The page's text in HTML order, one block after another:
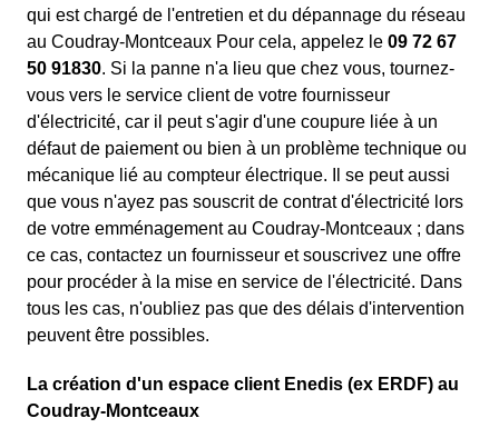
qui est chargé de l'entretien et du dépannage du réseau
au Coudray-Montceaux Pour cela, appelez le 09 72 67
50 91830. Si la panne n'a lieu que chez vous, tournez-
vous vers le service client de votre fournisseur
d'électricité, car il peut s'agir d'une coupure liée à un
défaut de paiement ou bien à un problème technique ou
mécanique lié au compteur électrique. Il se peut aussi
que vous n'ayez pas souscrit de contrat d'électricité lors
de votre emménagement au Coudray-Montceaux ; dans
ce cas, contactez un fournisseur et souscrivez une offre
pour procéder à la mise en service de l'électricité. Dans
tous les cas, n'oubliez pas que des délais d'intervention
peuvent être possibles.
La création d'un espace client Enedis (ex ERDF) au
Coudray-Montceaux